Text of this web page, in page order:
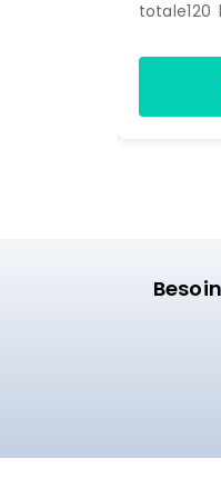
des
(LxlxH)90